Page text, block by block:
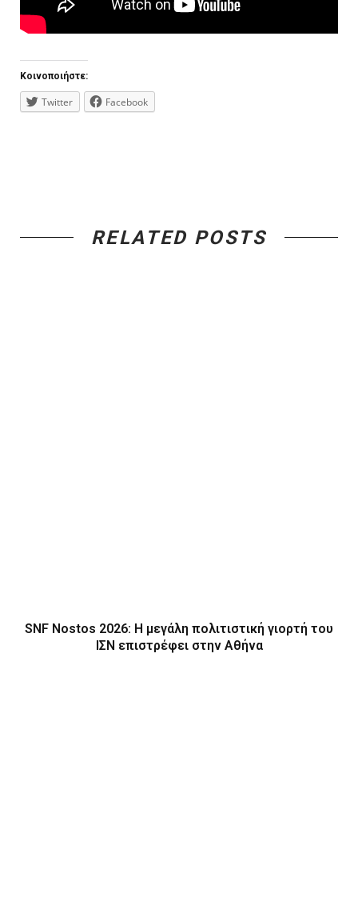
Κοινοποιήστε:
Twitter Facebook
RELATED POSTS
SNF Nostos 2026: Η μεγάλη πολιτιστική γιορτή του
ΙΣΝ επιστρέφει στην Αθήνα